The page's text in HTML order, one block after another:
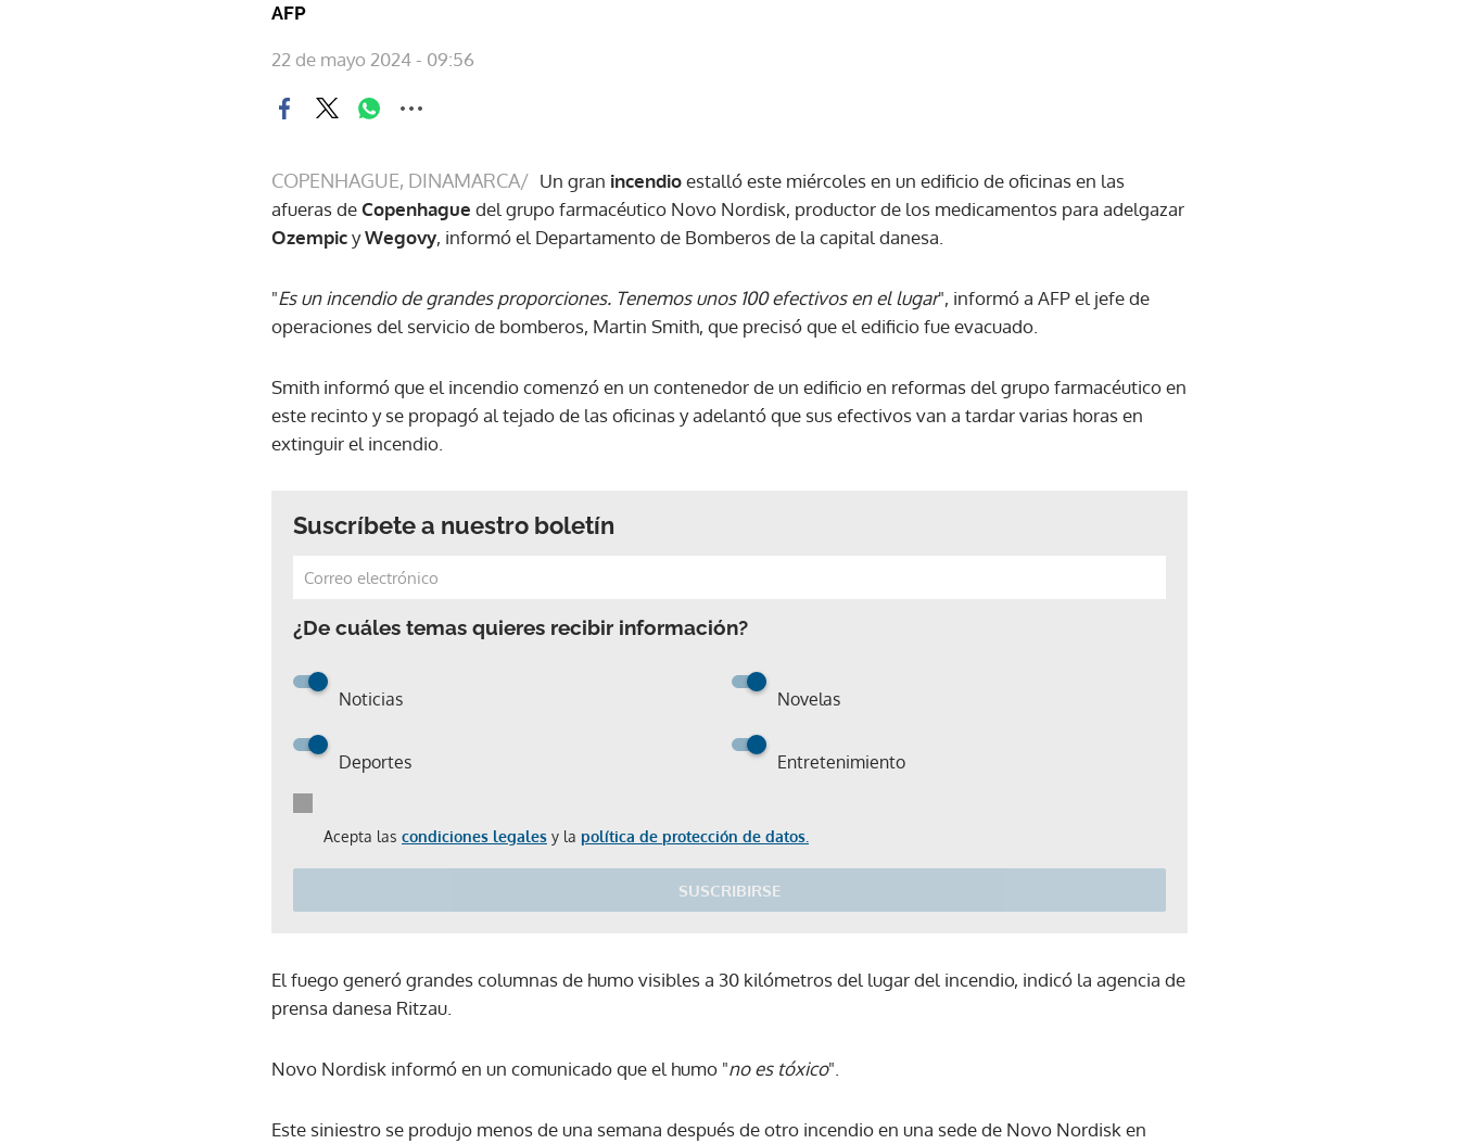
AFP
22 de mayo 2024 - 09:56
COPENHAGUE, DINAMARCA/ Un gran incendioestalló este miércoles en un edificio de oficinas en las
afueras deCopenhague del grupo farmacéutico Novo Nordisk, productor de los medicamentos para adelgazar
OzempicyWegovy, informó el Departamento de Bomberos de la capital danesa.
"Es un incendio de grandes proporciones. Tenemos unos 100 efectivos en el lugar", informó a AFP el jefe de
operaciones del servicio de bomberos, Martin Smith, que precisó que el edificio fue evacuado.
Smith informó que el incendio comenzó en un contenedor de un edificio en reformas del grupo farmacéutico en
este recinto y se propagó al tejado de las oficinas y adelantó que sus efectivos van a tardar varias horas en
extinguir el incendio.
Suscríbete a nuestro boletín
¿De cuáles temas quieres recibir información?
Noticias Novelas
Deportes Entretenimiento
Acepta las condiciones legales y la política de protección de datos.
SUSCRIBIRSE
El fuego generó grandes columnas de humo visibles a 30 kilómetros del lugar del incendio, indicó la agencia de
prensa danesa Ritzau.
Novo Nordisk informó en un comunicado que el humo "no es tóxico".
Este siniestro se produjo menos de una semana después de otro incendio en una sede de Novo Nordisk en